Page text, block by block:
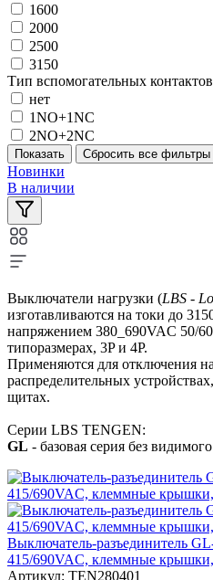
1600
2000
2500
3150
Тип вспомогательных контактов
нет
1NO+1NC
2NO+2NC
Новинки
В наличии
Выключатели нагрузки (LBS -
изготавливаются на токи до
напряжением 380_690VAC 50/
типоразмерах, 3P и 4P.
Применяются для отключения
распределительных
щитах.
Серии LBS TENGEN:
GL - базовая серия без
Выключатель-разъединитель
415/690VAC, клеммные крышки,
Артикул: TEN280401